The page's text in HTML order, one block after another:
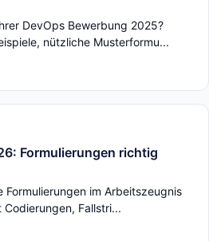
DevOps Bewerbung 2025?
nützliche Musterformu...
Formulierungen richtig
Formulierungen im Arbeitszeugnis
Fallstri...